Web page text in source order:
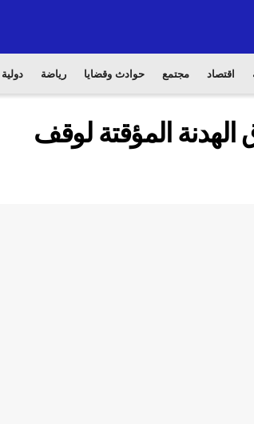
اقتصاد مجتمع حوادث وقضايا رياضة دولية
الهدنة المؤقتة لوقف